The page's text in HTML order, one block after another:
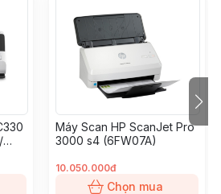
2000 S2 (6FW06A) sở hữu vẻ
màu trắng sang trọng. Cùng với
vừa phải, giúp giải phóng
bạn. Thiết kế đảm bảo tối ưu
có thể bố trí thiết bị ở nhiều vị
Máy Scan HP ScanJet Pro
3000 s4 (6FW07A)
10.050.000đ
Chọn mua